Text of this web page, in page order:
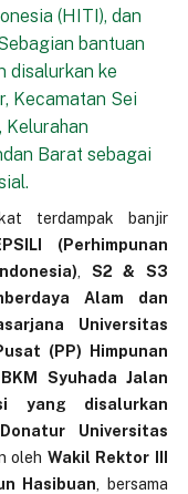
(HITI), dan
bantuan
disalurkan ke
Kecamatan Sei
Kelurahan
Barat sebagai
terdampak banjir
(Perhimpunan
S2 & S3
Alam dan
Universitas
(PP) Himpunan
BKM Syuhada Jalan
yang disalurkan
Universitas
oleh Wakil Rektor III
Hasibuan , bersama